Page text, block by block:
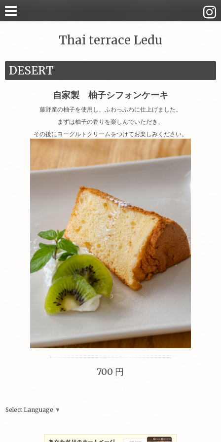
Thai terrace Ledu
DESERT
自家製 柚子シフォンケーキ
藤野産の柚子を使用し、ふわっふわに仕上げました。
まずは柚子の香りを楽しんでいただき、
その後にヨーグルトクリームをつけてお楽しみください。
700 円
Select Language ▼